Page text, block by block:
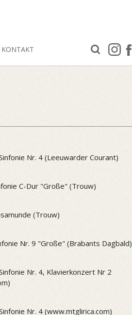
KONTAKT
Nr. 4 (Leeuwarder Courant)
C-Dur "Große" (Trouw)
(Trouw)
Nr. 9 "Große" (Brabants Dagbald)
Nr. 4, Klavierkonzert Nr 2
Nr. 4 (www.mtglirica.com)